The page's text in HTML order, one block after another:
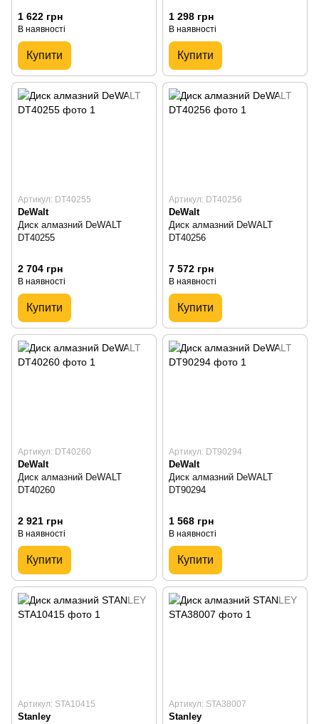
1 622 грн
В наявності
Купити
1 298 грн
В наявності
Купити
Артикул: DT40255
DeWalt
Диск алмазний DeWALT
DT40255
2 704 грн
В наявності
Купити
Артикул: DT40256
DeWalt
Диск алмазний DeWALT
DT40256
7 572 грн
В наявності
Купити
Артикул: DT40260
DeWalt
Диск алмазний DeWALT
DT40260
2 921 грн
В наявності
Купити
Артикул: DT90294
DeWalt
Диск алмазний DeWALT
DT90294
1 568 грн
В наявності
Купити
Артикул: STA10415
Stanley
Артикул: STA38007
Stanley